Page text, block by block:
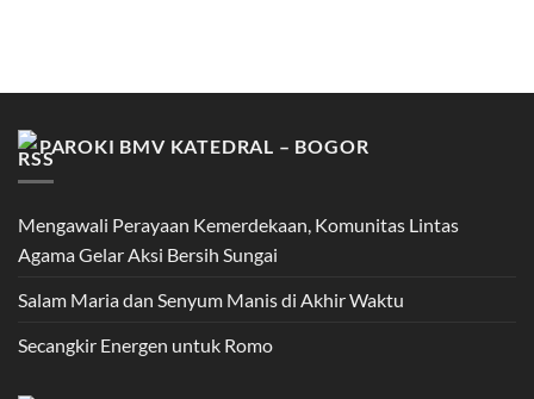
PAROKI BMV KATEDRAL – BOGOR
Mengawali Perayaan Kemerdekaan, Komunitas Lintas
Agama Gelar Aksi Bersih Sungai
Salam Maria dan Senyum Manis di Akhir Waktu
Secangkir Energen untuk Romo